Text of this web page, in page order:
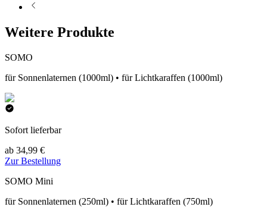
Weitere Produkte
SOMO
für Sonnenlaternen (1000ml) • für Lichtkaraffen (1000ml)
Sofort lieferbar
ab 34,99 €
Zur Bestellung
SOMO Mini
für Sonnenlaternen (250ml) • für Lichtkaraffen (750ml)